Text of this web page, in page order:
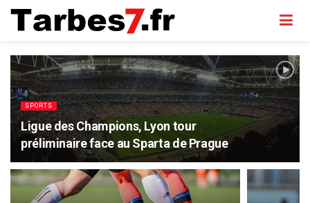
SPORTS
Ligue des Champions, Lyon tour
préliminaire face au Sparta de Prague